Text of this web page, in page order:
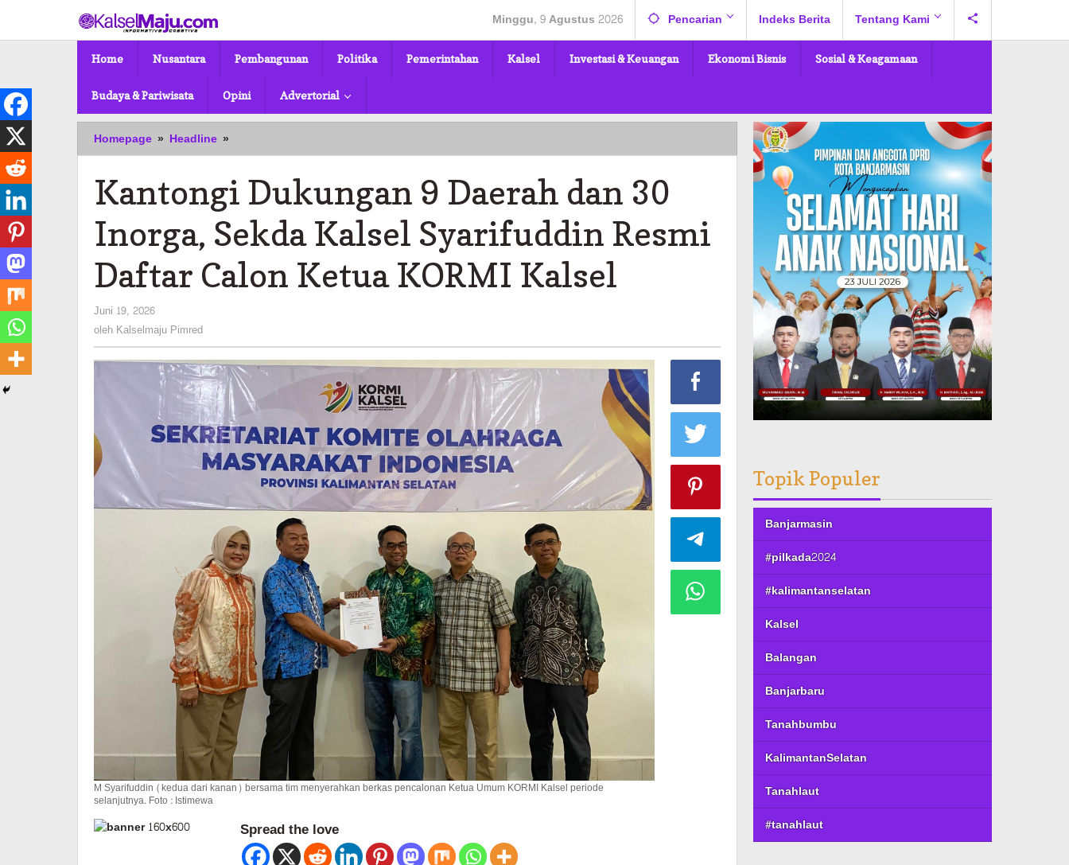
konten
Minggu, 9 Agustus 2026 Pencarian Indeks Berita Tentang Kami
Home Nusantara Pembangunan Politika Pemerintahan Kalsel Investasi & Keuangan Ekonomi Bisnis Sosial & Keagamaan
Budaya & Pariwisata Opini Advertorial
Homepage » Headline »
Dukungan
Daerah
dan
Inorga,
Kalsel
Syarifuddin
Ketua
KORMI
Kalsel
Kantongi Dukungan 9 Daerah dan 30
Inorga, Sekda Kalsel Syarifuddin Resmi
Daftar Calon Ketua KORMI Kalsel
Juni 19, 2026
Kalselmaju
Pimred
oleh Kalselmaju Pimred
M Syarifuddin (kedua dari kanan) bersama tim menyerahkan berkas pencalonan Ketua Umum KORMI Kalsel periode
selanjutnya. Foto : Istimewa
Spread the love
Topik Populer
Banjarmasin
#pilkada2024
#kalimantanselatan
Kalsel
Balangan
Banjarbaru
Tanahbumbu
KalimantanSelatan
Tanahlaut
#tanahlaut